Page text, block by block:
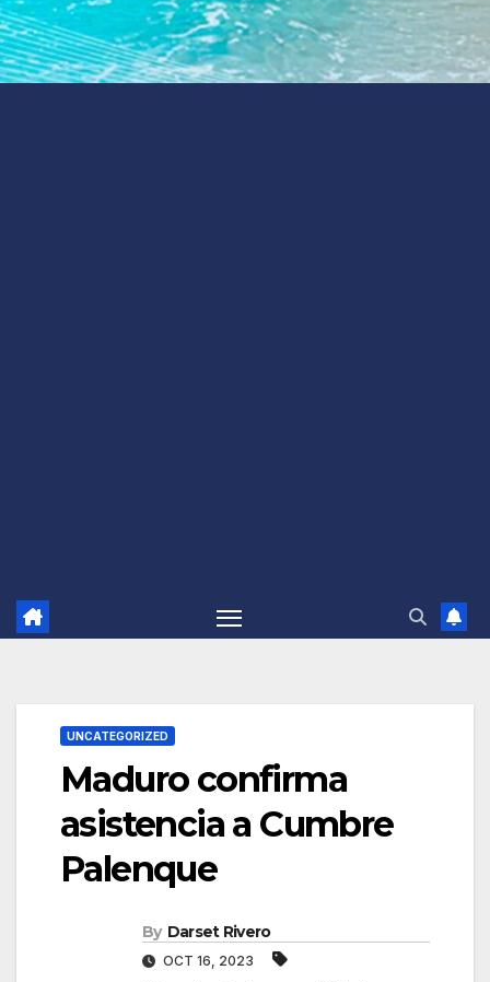
UNCATEGORIZED
Maduro confirma
asistencia a Cumbre
Palenque
By Darset Rivero
OCT 16, 2023